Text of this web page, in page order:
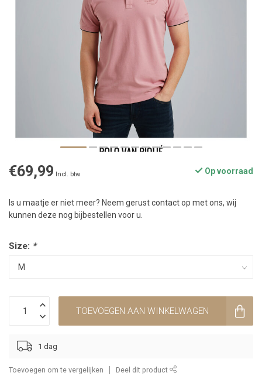
€69,99 Incl. btw Op voorraad
Is u maatje er niet meer? Neem gerust contact op met ons, wij
kunnen deze nog bijbestellen voor u.
Size: *
TOEVOEGEN AAN WINKELWAGEN
1 dag
Toevoegen om te vergelijken Deel dit product